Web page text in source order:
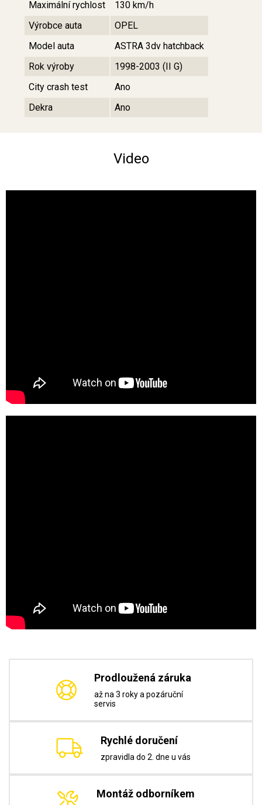
Maximální rychlost
130 km/h
Výrobce auta
OPEL
Model auta
ASTRA 3dv hatchback
Rok výroby
1998-2003 (II G)
City crash test
Ano
Dekra
Ano
Video
Prodloužená záruka
až na 3 roky a pozáruční
servis
Rychlé doručení
zpravidla do 2. dne u vás
Montáž odborníkem